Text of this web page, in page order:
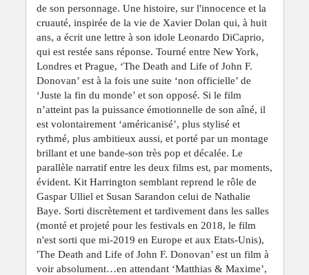
de son personnage. Une histoire, sur l'innocence et la
cruauté, inspirée de la vie de Xavier Dolan qui, à huit
ans, a écrit une lettre à son idole Leonardo DiCaprio,
qui est restée sans réponse. Tourné entre New York,
Londres et Prague, ‘The Death and Life of John F.
Donovan’ est à la fois une suite ‘non officielle’ de
‘Juste la fin du monde’ et son opposé. Si le film
n’atteint pas la puissance émotionnelle de son aîné, il
est volontairement ‘américanisé’, plus stylisé et
rythmé, plus ambitieux aussi, et porté par un montage
brillant et une bande-son très pop et décalée. Le
parallèle narratif entre les deux films est, par moments,
évident. Kit Harrington semblant reprend le rôle de
Gaspar Ulliel et Susan Sarandon celui de Nathalie
Baye. Sorti discrètement et tardivement dans les salles
(monté et projeté pour les festivals en 2018, le film
n'est sorti que mi-2019 en Europe et aux Etats-Unis),
'The Death and Life of John F. Donovan’ est un film à
voir absolument…en attendant ‘Matthias & Maxime’,